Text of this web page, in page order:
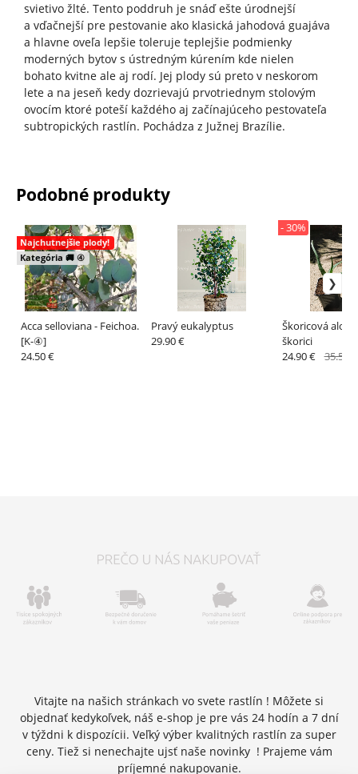
svietivo žlté. Tento poddruh je snáď ešte úrodnejší
a vďačnejší pre pestovanie ako klasická jahodová guajáva
a hlavne oveľa lepšie toleruje teplejšie podmienky
moderných bytov s ústredným kúrením kde nielen
bohato kvitne ale aj rodí. Jej plody sú preto v neskorom
lete a na jeseň kedy dozrievajú prvotriednym stolovým
ovocím ktoré poteší každého aj začínajúceho pestovateľa
subtropických rastlín. Pochádza z Južnej Brazílie.
Podobné produkty
Acca selloviana - Feichoa.
[K-④]
Najchutnejšie plody!
Kategória 🚚 ④
24.50 €
Pravý eukalyptus
29.90 €
Škoricová aloe
škorici
- 30%
24.90 € 35.57 €
Vitajte na našich stránkach vo svete rastlín ! Môžete si
objednať kedykoľvek, náš e-shop je pre vás 24 hodín a 7 dní
v týždni k dispozícii. Veľký výber kvalitných rastlín za super
ceny. Tiež si nenechajte ujsť naše novinky ! Prajeme vám
príjemné nakupovanie.